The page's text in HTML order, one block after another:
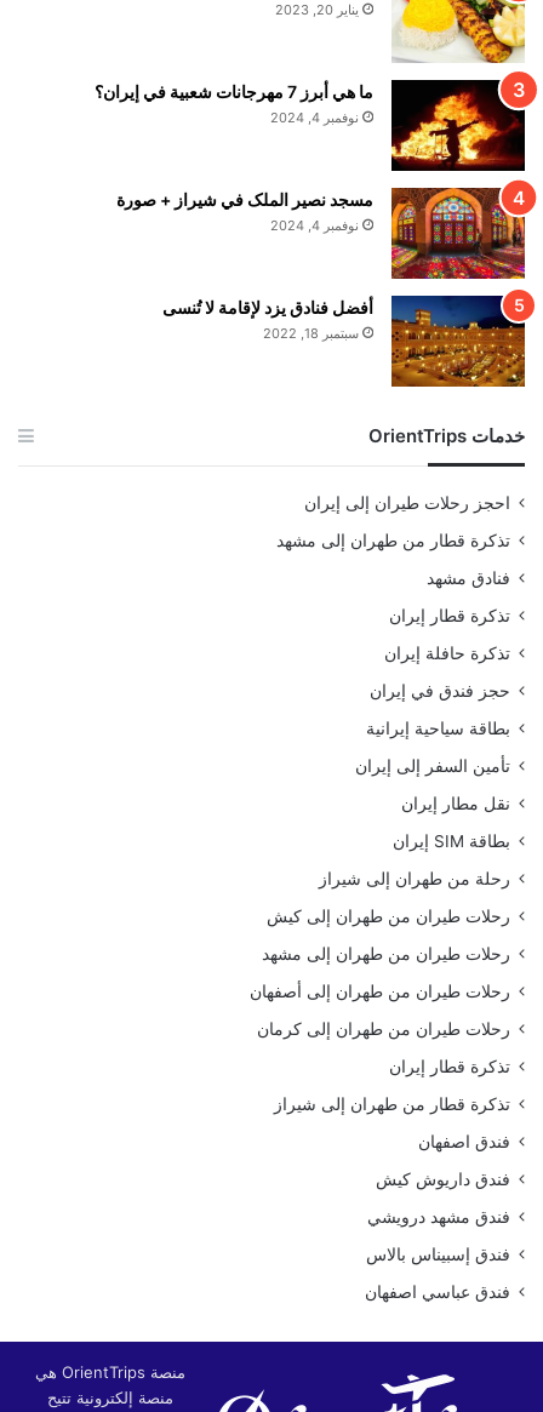
يناير 20, 2023
ما هي أبرز 7 مهرجانات شعبية في إيران؟
نوفمبر 4, 2024
مسجد نصير الملک في شيراز + صورة
نوفمبر 4, 2024
أفضل فنادق يزد لإقامة لا تُنسى
سبتمبر 18, 2022
خدمات OrientTrips
احجز رحلات طيران إلى إيران
تذكرة قطار من طهران إلى مشهد
فنادق مشهد
تذكرة قطار إيران
تذكرة حافلة إيران
حجز فندق في إيران
بطاقة سياحية إيرانية
تأمين السفر إلى إيران
نقل مطار إيران
بطاقة SIM إيران
رحلة من طهران إلى شيراز
رحلات طيران من طهران إلى كيش
رحلات طيران من طهران إلى مشهد
رحلات طيران من طهران إلى أصفهان
رحلات طيران من طهران إلى كرمان
تذكرة قطار إيران
تذكرة قطار من طهران إلى شيراز
فندق اصفهان
فندق داريوش كيش
فندق مشهد درويشي
فندق إسبيناس بالاس
فندق عباسي اصفهان
منصة OrientTrips هي
منصة إلكترونية تتيح